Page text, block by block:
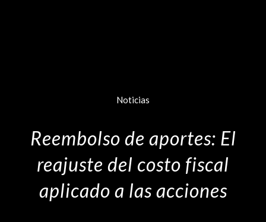
Noticias
Reembolso de aportes: El
reajuste del costo fiscal
aplicado a las acciones